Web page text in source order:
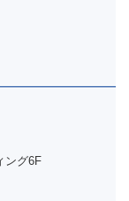
ング6F